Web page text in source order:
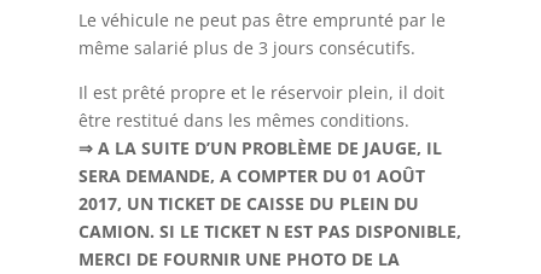
Le véhicule ne peut pas être emprunté par le
même salarié plus de 3 jours consécutifs.
Il est prêté propre et le réservoir plein, il doit
être restitué dans les mêmes conditions.
⇒ A LA SUITE D’UN PROBLÈME DE JAUGE, IL
SERA DEMANDE, A COMPTER DU 01 AOÛT
2017, UN TICKET DE CAISSE DU PLEIN DU
CAMION. SI LE TICKET N EST PAS DISPONIBLE,
MERCI DE FOURNIR UNE PHOTO DE LA